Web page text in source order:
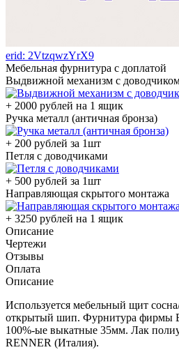
erid: 2VtzqwzYrX9
Мебельная фурнитура с доплатой
Выдвижной механизм с
+ 2000 рублей на 1 ящик
Ручка металл (античная бронза)
+ 200 рублей за 1шт
Петля с доводчиками
+ 500 рублей за 1шт
Направляющая скрытого монтажа
+ 3250 рублей на 1 ящик
Описание
Чертежи
Отзывы
Оплата
Описание
Используется мебельный щит
открытый шип. Фурнитура фирмы
100%-ые выкатные 35мм. Лак
RENNER (Италия).